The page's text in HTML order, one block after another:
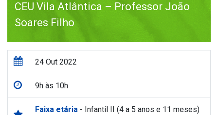
CEU Vila Atlântica – Professor João
Soares Filho
24 Out 2022
9h às 10h
Faixa etária - Infantil II (4 a 5 anos e 11 meses)